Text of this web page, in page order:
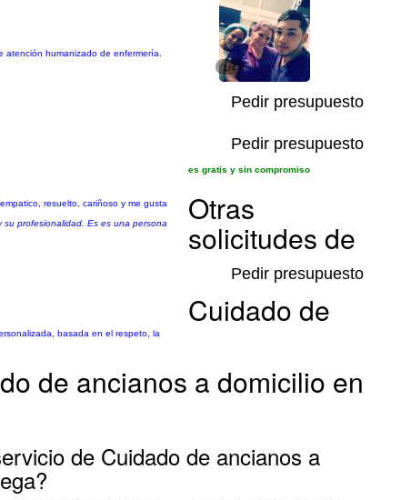
humanizado de enfermería.
1/4
Pedir presupuesto
resuelto, cariñoso y me gusta
profesionalidad. Es es una persona
Pedir presupuesto
basada en el respeto, la
Pedir presupuesto
de ancianos a domicilio en
de Cuidado de ancianos a
es gratis y sin compromiso
Otras
solicitudes de
Cuidado de